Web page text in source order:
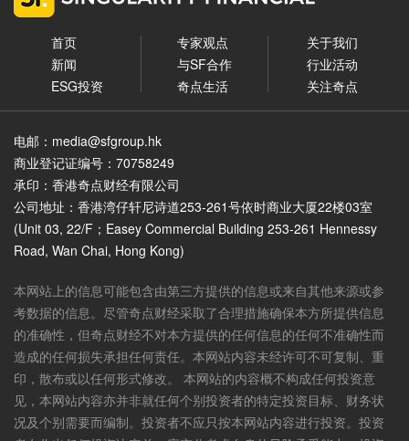
首页
新闻
ESG投资
专家观点
与SF合作
奇点生活
关于我们
行业活动
关注奇点
电邮：media@sfgroup.hk
商业登记证编号：70758249
承印：香港奇点财经有限公司
公司地址：香港湾仔轩尼诗道253-261号依时商业大厦22楼03室
(Unit 03, 22/F；Easey Commercial Building 253-261 Hennessy
Road, Wan Chai, Hong Kong)
本网站上的信息可能包含由第三方提供的信息或来自其他来源或参
考数据的信息。尽管奇点财经采取了合理措施确保本方所提供信息
的准确性，但奇点财经不对本方提供的任何信息的任何不准确性而
造成的任何损失承担任何责任。本网站内容未经许可不可复制、重
印，散布或以任何形式修改。 本网站的内容概不构成任何投资意
见，本网站内容亦并非就任何个别投资者的特定投资目标、财务状
况及个别需要而编制。投资者不应只按本网站内容进行投资。投资